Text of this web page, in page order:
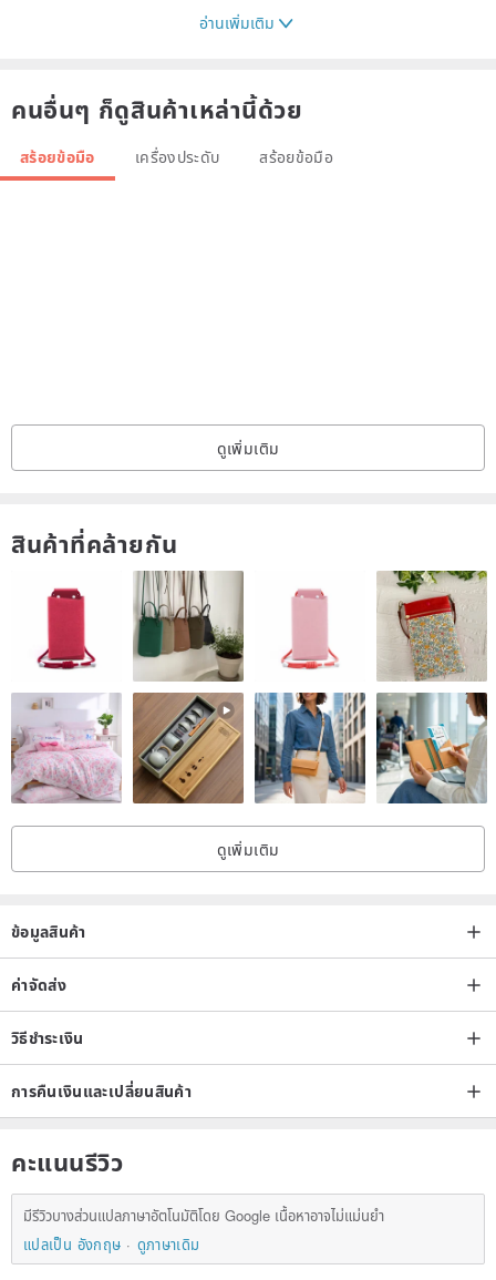
stone lines, mineral inclusions, or cracks are considered normal
• In-person viewings are welcome; studio visits are by appointment
an order.
• All sales are final; no returns or exchanges.
อ่านเพิ่มเติม
คนอื่นๆ ก็ดูสินค้าเหล่านี้ด้วย
สร้อยข้อมือ เครื่องประดับ สร้อยข้อมือ
ดูเพิ่มเติม
สินค้าที่คล้ายกัน
ดูเพิ่มเติม
ข้อมูลสินค้า
ค่าจัดส่ง
วิธีชำระเงิน
การคืนเงินและเปลี่ยนสินค้า
คะแนนรีวิว
มีรีวิวบางส่วนแปลภาษาอัตโนมัติโดย Google เนื้อหาอาจไม่แม่นยำ
แปลเป็น อังกฤษ
ดูภาษาเดิม